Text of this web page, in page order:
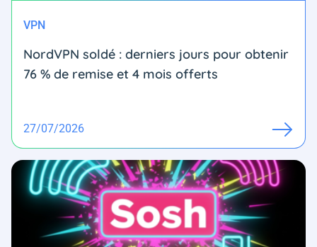
VPN
NordVPN soldé : derniers jours pour obtenir
76 % de remise et 4 mois offerts
27/07/2026